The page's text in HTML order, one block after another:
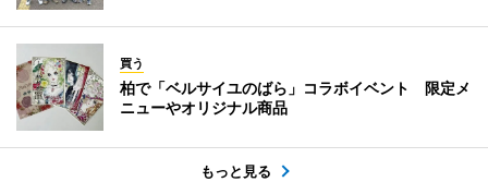
買う
柏で「ベルサイユのばら」コラボイベント 限定メ
ニューやオリジナル商品
もっと見る